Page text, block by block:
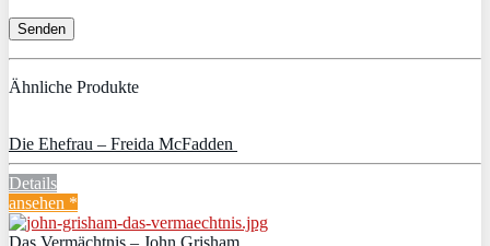
Ähnliche Produkte
Die Ehefrau – Freida McFadden
Details
ansehen *
Das Vermächtnis – John Grisham